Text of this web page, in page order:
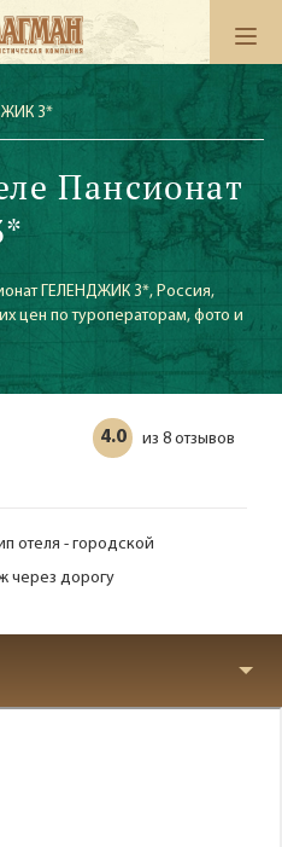
3*
Пансионат
ГЕЛЕНДЖИК 3*, Россия,
цен по туроператорам, фото и
4.0 из 8 отзывов
отеля - городской
через дорогу